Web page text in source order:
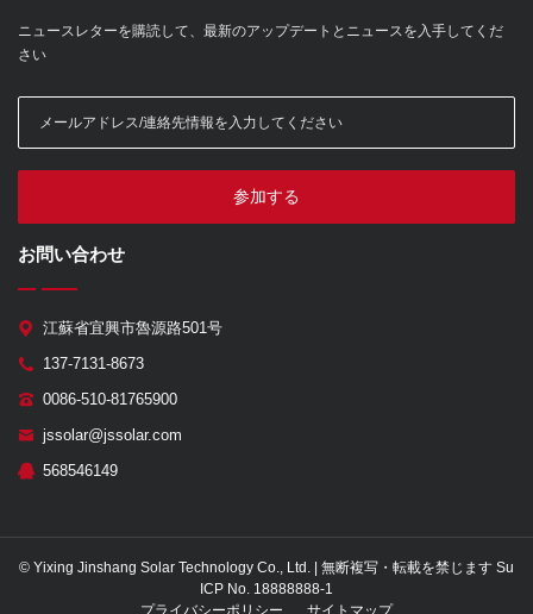
ニュースレターを購読して、最新のアップデートとニュースを入手してくだ
さい
参加する
お問い合わせ
江蘇省宜興市魯源路501号
137-7131-8673
0086-510-81765900
jssolar@jssolar.com
568546149
© Yixing Jinshang Solar Technology Co., Ltd. | 無断複写・転載を禁じます Su
ICP No. 18888888-1
プライバシーポリシー
サイトマップ